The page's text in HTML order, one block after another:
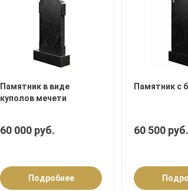
Памятник в виде
куполов мечети
60 000 руб.
Подробнее
Памятник с
60 500 руб.